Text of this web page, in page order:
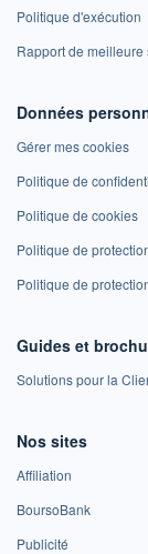
Politique d'exécution
Rapport de
Données
Gérer mes cookies
Politique de
Politique de cookies
Politique de
Politique de
Guides et
Solutions pour la
Nos sites
Affiliation
BoursoBank
Publicité